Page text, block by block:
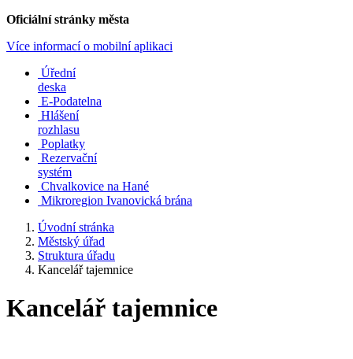
Oficiální stránky města
Více informací o mobilní aplikaci
Úřední
deska
E-Podatelna
Hlášení
rozhlasu
Poplatky
Rezervační
systém
Chvalkovice na Hané
Mikroregion Ivanovická brána
Úvodní stránka
Městský úřad
Struktura úřadu
Kancelář tajemnice
Kancelář tajemnice